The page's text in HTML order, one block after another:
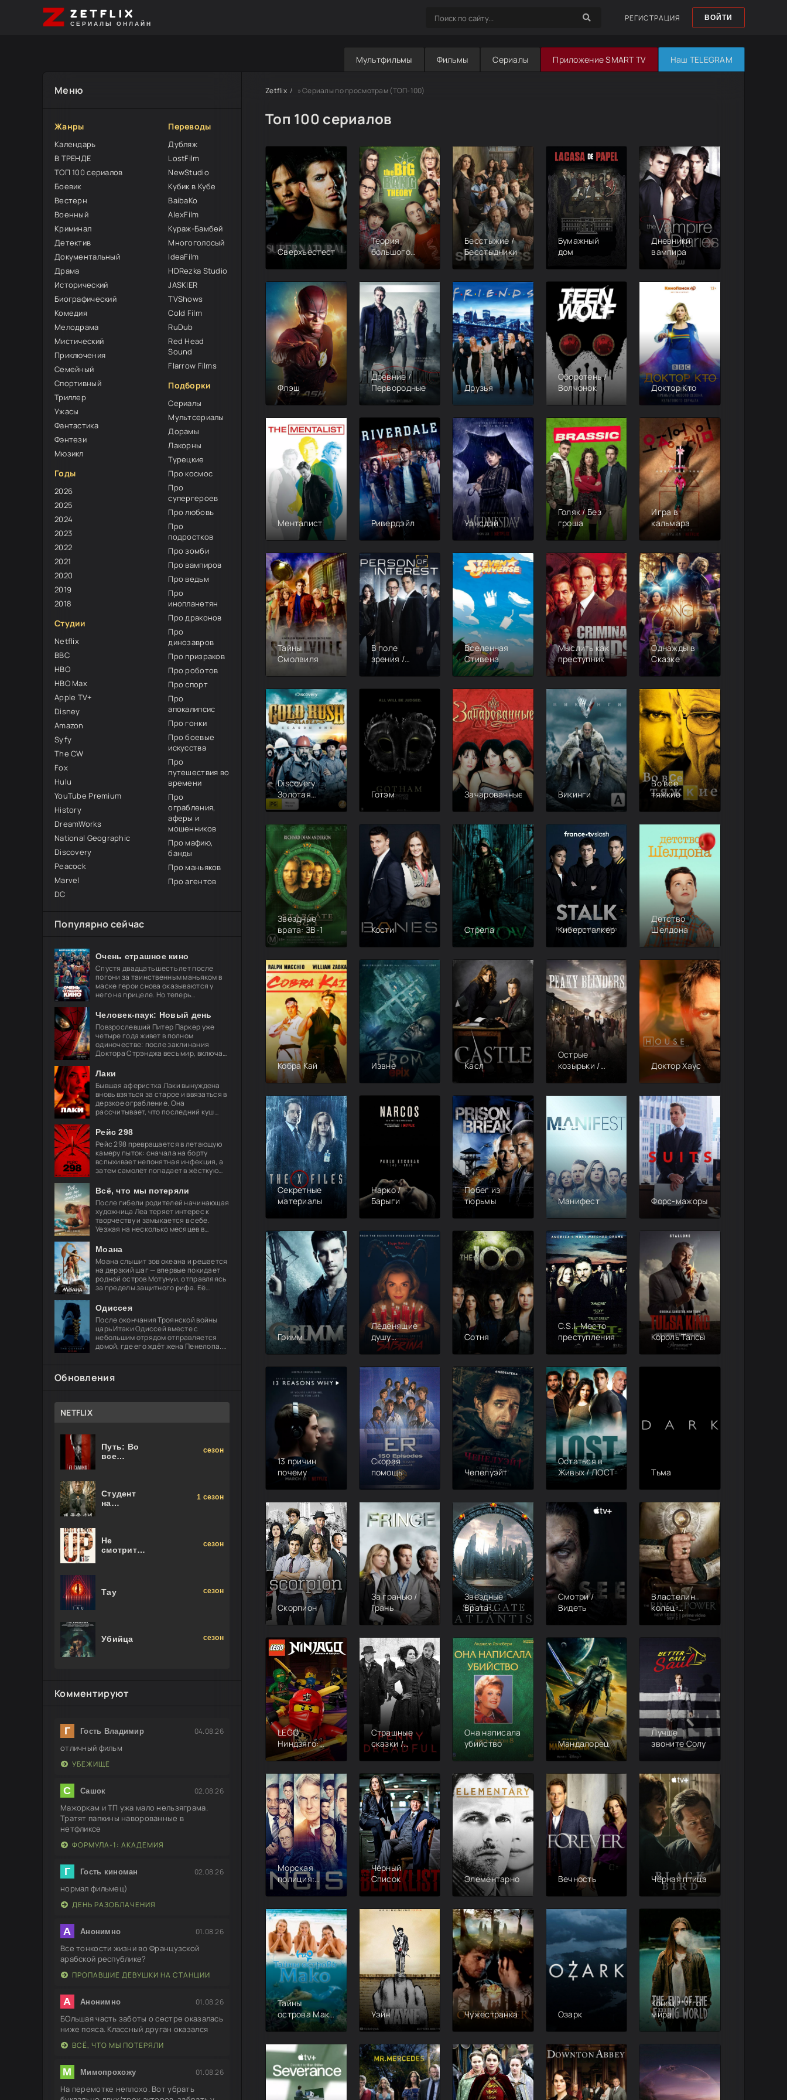
ZETFLIX
СЕРИАЛЫ ОНЛАЙН
РЕГИСТРАЦИЯ ВОЙТИ
Мультфильмы Фильмы Сериалы Приложение SMART TV Наш TELEGRAM
Меню
Жанры
Календарь
В ТРЕНДЕ
ТОП 100 сериалов
Боевик
Вестерн
Военный
Криминал
Детектив
Документальный
Драма
Исторический
Биографический
Комедия
Мелодрама
Мистический
Приключения
Семейный
Спортивный
Триллер
Ужасы
Фантастика
Фэнтези
Мюзикл
Годы
2026
2025
2024
2023
2022
2021
2020
2019
2018
Студии
Netflix
BBC
HBO
HBO Max
Apple TV+
Disney
Amazon
Syfy
The CW
Fox
Hulu
YouTube Premium
History
DreamWorks
National Geographic
Discovery
Peacock
Marvel
DC
Переводы
Дубляж
LostFilm
NewStudio
Кубик в Кубе
BaibaKo
AlexFilm
Кураж-Бамбей
Многоголосый
IdeaFilm
HDRezka Studio
JASKIER
TVShows
Cold Film
RuDub
Red Head
Sound
Flarrow Films
Подборки
Сериалы
Мультсериалы
Дорамы
Лакорны
Турецкие
Про космос
Про
супергероев
Про любовь
Про
подростков
Про зомби
Про вампиров
Про ведьм
Про
инопланетян
Про драконов
Про
динозавров
Про призраков
Про роботов
Про спорт
Про
апокалипсис
Про гонки
Про боевые
искусства
Про
путешествия во
времени
Про
ограбления,
аферы и
мошенников
Про мафию,
банды
Про маньяков
Про агентов
Популярно сейчас
Очень страшное кино
Спустя двадцать шесть лет после
погони за таинственным маньяком в
маске герои снова оказываются у
него на прицеле. Но теперь
работают, и вырваться из нового
кошмара
Человек-паук: Новый день
Повзрослевший Питер Паркер уже
четыре года живет в полном
одиночестве: после заклинания
Доктора Стрэнджа весь мир, включая
Он целиком посвящает себя защите
Лаки
Бывшая аферистка Лаки вынуждена
вновь взяться за старое и ввязаться в
дерзкое ограбление. Она
рассчитывает, что последний куш
навсегда порвать с преступным
миром, но план
Рейс 298
Рейс 298 превращается в летающую
камеру пыток: сначала на борту
вспыхивает непонятная инфекция, а
затем самолёт попадает в жёсткую
странные огни — и это только
Всё, что мы потеряли
После гибели родителей начинающая
художница Леа теряет интерес к
творчеству и замыкается в себе.
Уезжая на несколько месяцев в
друга Акселя позаботиться о
девушке.
Моана
Моана слышит зов океана и решается
на дерзкий шаг — впервые покидает
родной остров Мотунуи, отправляясь
за пределы защитного рифа. Её
Мауи, чья слава гремит по всем
Одиссея
После окончания Троянской войны
царь Итаки Одиссей вместе с
небольшим отрядом отправляется
домой, где его ждёт жена Пенелопа.
Обновления
NETFLIX
Путь: Во
все
сезон
Студент
на
1 сезон
Не
смотрите
сезон
Тау сезон
Убийца сезон
Комментируют
Г Гость Владимир 04.08.26
отличный фильм
УБЕЖИЩЕ
С Сашок 02.08.26
Мажоркам и ТП ужа мало нельзяграма.
Тратят папкины наворованные в
нетфликсе
ФОРМУЛА-1: АКАДЕМИЯ
Г Гость киноман 02.08.26
нормал фильмец)
ДЕНЬ РАЗОБЛАЧЕНИЯ
А Анонимно 01.08.26
Все тонкости жизни во Французской
арабской республике?
ПРОПАВШИЕ ДЕВУШКИ НА СТАНЦИИ
А Анонимно 01.08.26
БОльшая часть заботы о сестре оказалась
ниже пояса. Классный друган оказался
ВСЁ, ЧТО МЫ ПОТЕРЯЛИ
М Мимопрохожу 01.08.26
На перемотке неплохо. Вот убрать
Zetflix » Cериалы по просмотрам (ТОП-100)
Топ 100 сериалов
Сверхъестественное
Теория
большого
взрыва
Бесстыжие /
Бесстыдники
Бумажный
дом
Дневники
вампира
Флэш
Древние /
Первородные
Друзья
Оборотень /
Волчонок
Доктор Кто
Менталист Ривердэйл Уэнсдэй
Голяк / Без
гроша
Игра в
кальмара
Тайны
Смолвиля
В поле
зрения /
Подозреваемый
Вселенная
Стивена
Мыслить как
преступник
Однажды в
Сказке
Discovery.
Золотая
лихорадка
Готэм Зачарованные Викинги
Во все
тяжкие
Звездные
врата: ЗВ-1
Кости Стрела Киберсталкер
Детство
Шелдона
Кобра Кай Извне Касл
Острые
козырьки /
Заточенные
Доктор Хаус
Секретные
материалы
Нарко /
Барыги
Побег из
тюрьмы
Манифест Форс-мажоры
Гримм
Леденящие
душу
приключения
Сотня
C.S.I. Место
преступления
Король Талсы
13 причин
почему
Скорая
помощь
Чепелуэйт
Остаться в
Живых / ЛОСТ
Тьма
Скорпион
За гранью /
Грань
Звездные
Врата:
Атлантида
Смотри /
Видеть
Властелин
колец:
Кольца
LEGO
Ниндзяго:
Мастера
Страшные
сказки /
Ужасы по
Бульварные
ужасы
Она написала
убийство
Мандалорец
Лучше
звоните Солу
Морская
полиция:
Спецотдел
Чёрный
Список
Элементарно Вечность Чёрная птица
Тайны
острова Мако
/ Секрет
Уэйн Чужестранка Озарк
Конец ****го
мира